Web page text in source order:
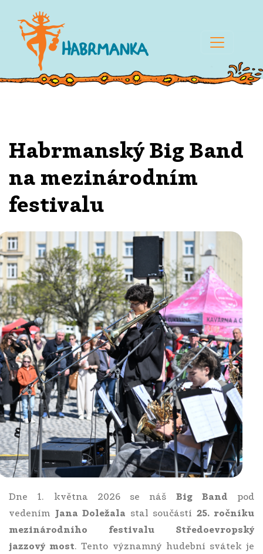
Habrmanský Big Band
na mezinárodním
festivalu
Dne 1. května 2026 se náš Big Band pod
vedením
Jana Doležala stal součástí 25. ročníku
mezinárodního festivalu Středoevropský
jazzový most. Tento významný hudební svátek je